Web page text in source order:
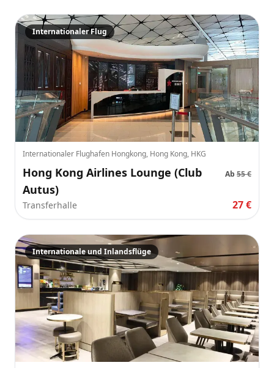
Promo-Code (optional)
1×32EUR
TOTAL
32EUR Abbr. Crypto
Zahlen
Zur Kasse
Karte/ApplePay
Internationaler Flug
Internationaler Flughafen Hongkong, Hong Kong, HKG
Hong Kong Airlines Lounge (Club
Autus)
Ab 55 €
Transferhalle 27 €
Internationale und Inlandsflüge